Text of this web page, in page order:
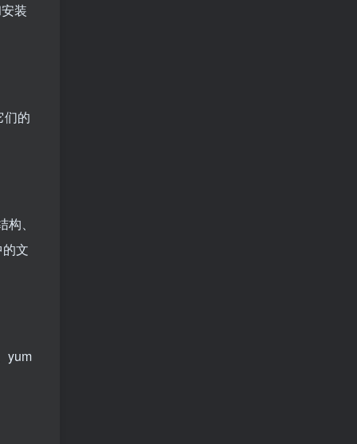
装
们的
、
文
yum